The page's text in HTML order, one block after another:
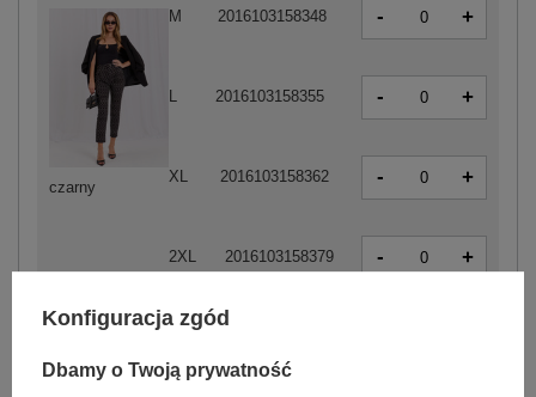
czarny
M 2016103158348 - +
L 2016103158355 - +
XL 2016103158362 - +
2XL 2016103158379 - +
ZALOGUJ SIĘ I ZOBACZ CENĘ
Konfiguracja zgód
Dbamy o Twoją prywatność